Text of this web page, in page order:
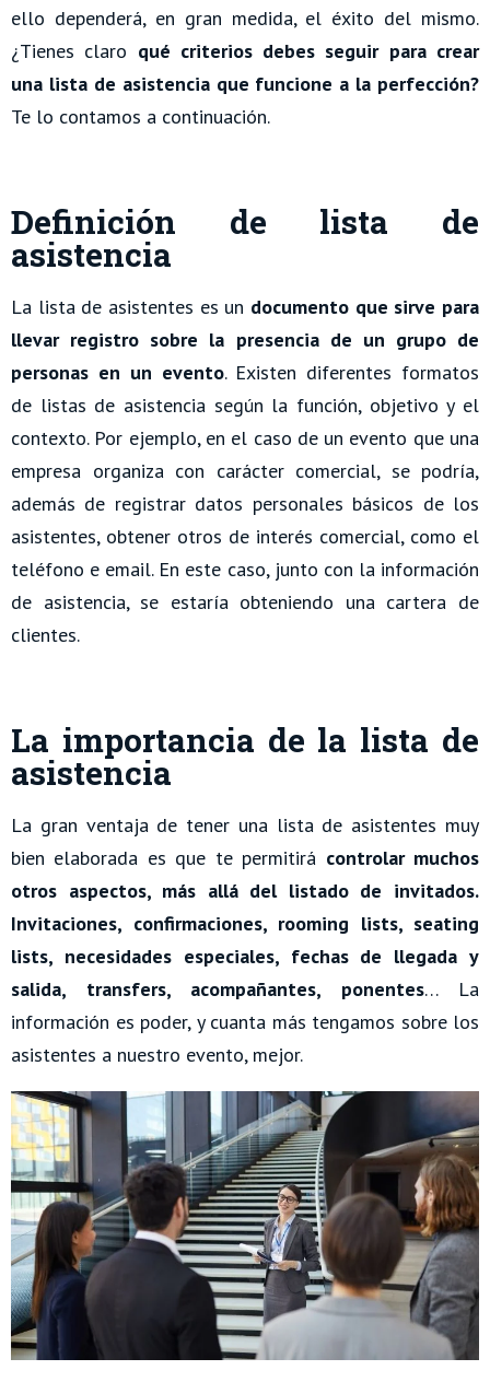
ello dependerá, en gran medida, el éxito del mismo.
¿Tienes claro qué criterios debes seguir para crear
una lista de asistencia que funcione a la perfección?
Te lo contamos a continuación.
Definición de lista de
asistencia
La lista de asistentes es un documento que sirve para
llevar registro sobre la presencia de un grupo de
personas en un evento. Existen diferentes formatos
de listas de asistencia según la función, objetivo y el
contexto. Por ejemplo, en el caso de un evento que una
empresa organiza con carácter comercial, se podría,
además de registrar datos personales básicos de los
asistentes, obtener otros de interés comercial, como el
teléfono e email. En este caso, junto con la información
de asistencia, se estaría obteniendo una cartera de
clientes.
La importancia de la lista de
asistencia
La gran ventaja de tener una lista de asistentes muy
bien elaborada es que te permitirá controlar muchos
otros aspectos, más allá del listado de invitados.
Invitaciones, confirmaciones, rooming lists, seating
lists, necesidades especiales, fechas de llegada y
salida, transfers, acompañantes, ponentes… La
información es poder, y cuanta más tengamos sobre los
asistentes a nuestro evento, mejor.